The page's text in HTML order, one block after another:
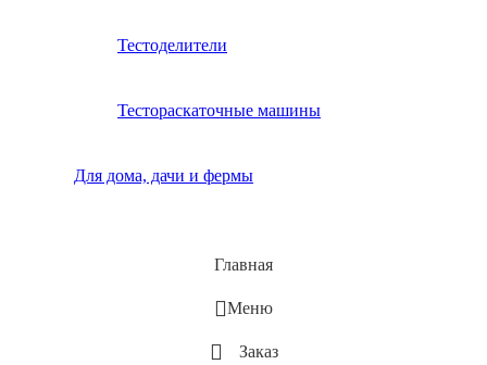
Тестоделители
Тестораскаточные машины
Для дома, дачи и фермы
Главная
Меню
Заказ